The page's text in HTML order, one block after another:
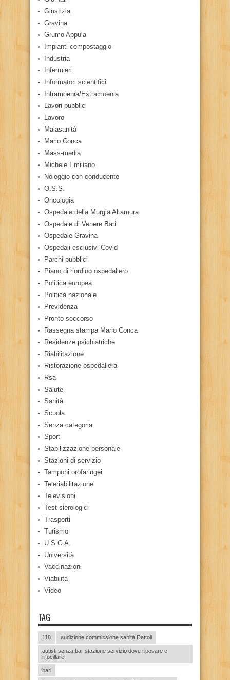
Giustizia
Gravina
Grumo Appula
Impianti compostaggio
Industria
Infermieri
Informatori scientifici
Intramoenia/Extramoenia
Lavori pubblici
Lavoro
Malasanità
Mario Conca
Mass-media
Michele Emiliano
Noleggio con conducente
O.S.S.
Oncologia
Ospedale della Murgia Altamura
Ospedale di Venere Bari
Ospedale Gravina
Ospedali esclusivi Covid
Parchi pubblici
Piano di riordino ospedaliero
Politica europea
Politica nazionale
Previdenza
Pronto soccorso
Rassegna stampa Mario Conca
Residenze psichiatriche
Riabilitazione
Ristorazione ospedaliera
Rsa
Salute
Sanità
Scuola
Senza categoria
Sport
Stabilizzazione personale
Stazioni di servizio
Tamponi orofaringei
Teleriabilitazione
Televisioni
Test sierologici
Trasporti
Turismo
U.S.C.A.
Università
Vaccinazioni
Viabilità
Video
TAG
118 audizione commissione sanità Dattoli
autisti senza bar stazione servizio dove riposare e
rifocillare
bari